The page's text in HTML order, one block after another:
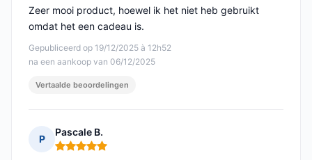
Gepubliceerd op 19/12/2025 à 12h52
na een aankoop van 06/12/2025
Zeer mooi product, hoewel ik het niet heb gebruikt
omdat het een cadeau is.
Vertaalde beoordelingen
P
Pascale B.
Opmerking: 5 van 5